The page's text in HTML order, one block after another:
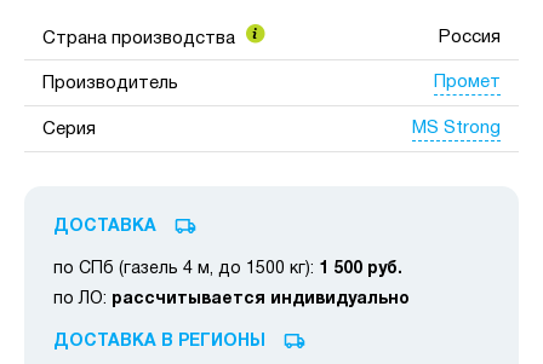
Страна производства Россия
Производитель Промет
Серия MS Strong
ДОСТАВКА
по СПб (газель 4 м, до 1500 кг): 1 500 руб.
по ЛО: рассчитывается индивидуально
ДОСТАВКА В РЕГИОНЫ